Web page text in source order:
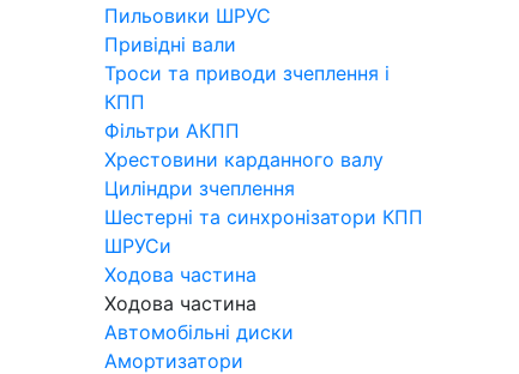
Пильовики ШРУС
Привідні вали
Троси та приводи зчеплення і
КПП
Фільтри АКПП
Хрестовини карданного валу
Циліндри зчеплення
Шестерні та синхронізатори КПП
ШРУСи
Ходова частина
Ходова частина
Автомобільні диски
Амортизатори